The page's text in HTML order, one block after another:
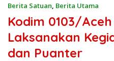
Berita Satuan Berita Utama
Kodim 0103/
Laksanakan
dan Puanter